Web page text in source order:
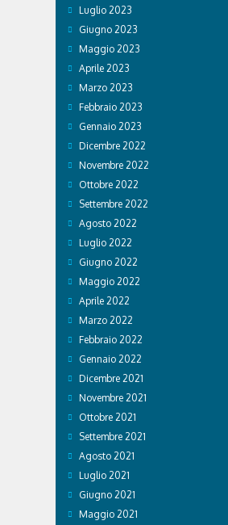
Luglio 2023
Giugno 2023
Maggio 2023
Aprile 2023
Marzo 2023
Febbraio 2023
Gennaio 2023
Dicembre 2022
Novembre 2022
Ottobre 2022
Settembre 2022
Agosto 2022
Luglio 2022
Giugno 2022
Maggio 2022
Aprile 2022
Marzo 2022
Febbraio 2022
Gennaio 2022
Dicembre 2021
Novembre 2021
Ottobre 2021
Settembre 2021
Agosto 2021
Luglio 2021
Giugno 2021
Maggio 2021